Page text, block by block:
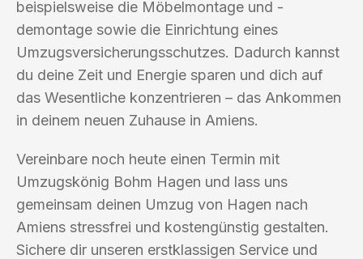
beispielsweise die Möbelmontage und -
demontage sowie die Einrichtung eines
Umzugsversicherungsschutzes. Dadurch kannst
du deine Zeit und Energie sparen und dich auf
das Wesentliche konzentrieren – das Ankommen
in deinem neuen Zuhause in Amiens.
Vereinbare noch heute einen Termin mit
Umzugskönig Bohm Hagen und lass uns
gemeinsam deinen Umzug von Hagen nach
Amiens stressfrei und kostengünstig gestalten.
Sichere dir unseren erstklassigen Service und